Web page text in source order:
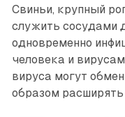
Свиньи, крупный
служить сосудами
одновременно
человека и
вируса могут
образом расширять